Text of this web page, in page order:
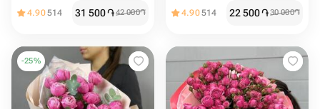
4.90514 31 500֏42 000֏ 4.90514 22 500֏30 000֏
-25%